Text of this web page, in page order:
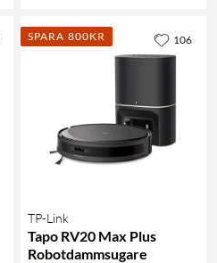
SPARA 800KR
TP-Link
Tapo RV20 Max Plus
Robotdammsugare
106